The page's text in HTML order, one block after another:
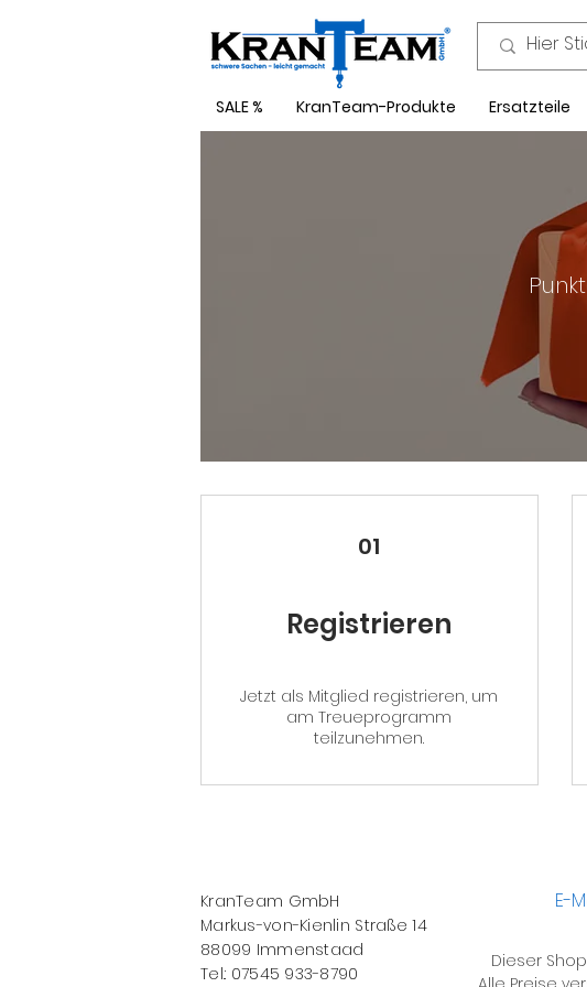
SALE % KranTeam-Produkte Ersatzteile
01
Registrieren
Jetzt als Mitglied registrieren, um
am Treueprogramm
teilzunehmen.
KranTeam GmbH
Markus-von-Kienlin Straße 14
88099 Immenstaad
Tel.: 07545 933-8790
E-
Dieser